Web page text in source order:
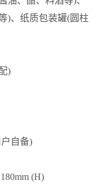
)、纸质包装罐(圆柱
)
户自备)
(H)